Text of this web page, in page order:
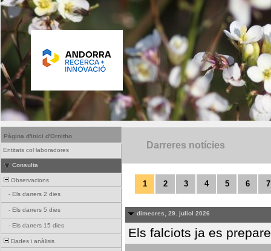
Pàgina d'inici d'Ornitho
Entitats col·laboradores
Consulta
Observacions
- Els darrers 2 dies
- Els darrers 5 dies
- Els darrers 15 dies
Dades i anàlisis
Darreres notícies
1 2 3 4 5 6 7
dimecres, 29. juliol 2026
Els falciots ja es